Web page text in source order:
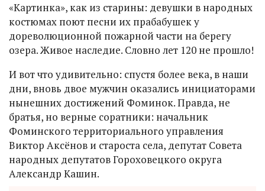
«Картинка», как из старины: девушки в народных
костюмах поют песни их прабабушек у
дореволюционной пожарной части на берегу
озера. Живое наследие. Словно лет 120 не прошло!
И вот что удивительно: спустя более века, в наши
дни, вновь двое мужчин оказались инициаторами
нынешних достижений Фоминок. Правда, не
братья, но верные соратники: начальник
Фоминского территориального управления
Виктор Аксёнов и староста села, депутат Совета
народных депутатов Гороховецкого округа
Александр Кашин.